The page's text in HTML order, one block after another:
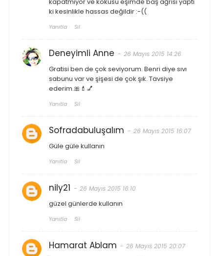
ki kesinlikle hassas değildir :-((
Yanıtla Sil
Deneyimli Anne 26 Mayıs 2015 14:26
Gratisi ben de çok seviyorum. Benri diye sıvı
sabunu var ve şişesi de çok şık. Tavsiye
ederim.🎀💄💅
Yanıtla Sil
Sofradabuluşalım 26 Mayıs 2015 16:07
Güle güle kullanın
Yanıtla Sil
nily21 26 Mayıs 2015 16:10
güzel günlerde kullanın
Yanıtla Sil
Hamarat Ablam 26 Mayıs 2015 20:07